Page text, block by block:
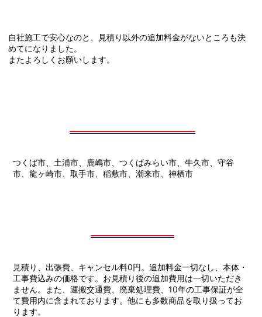
自社施工で安心なのと、見積り以外の追加料金がないところも決
めてになりました。
またよろしくお願いします。
つくば市、土浦市、鹿嶋市、つくばみらい市、牛久市、守谷
市、龍ヶ崎市、取手市、稲敷市、潮来市、神栖市
見積り、出張費、キャンセル料0円。追加料金一切なし、本体・
工事費込みの価格です。お見積り後の追加費用は一切いただき
ません。また、運搬交通費、廃棄処理費、10年の工事保証が全
て費用内に含まれております。他にも多数商品を取り扱ってお
ります。